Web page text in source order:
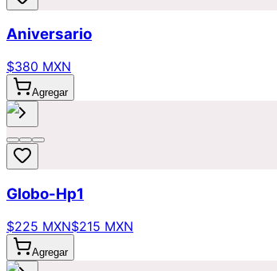
Aniversario
$380 MXN
Agregar
Globo-Hp1
$225 MXN$215 MXN
Agregar